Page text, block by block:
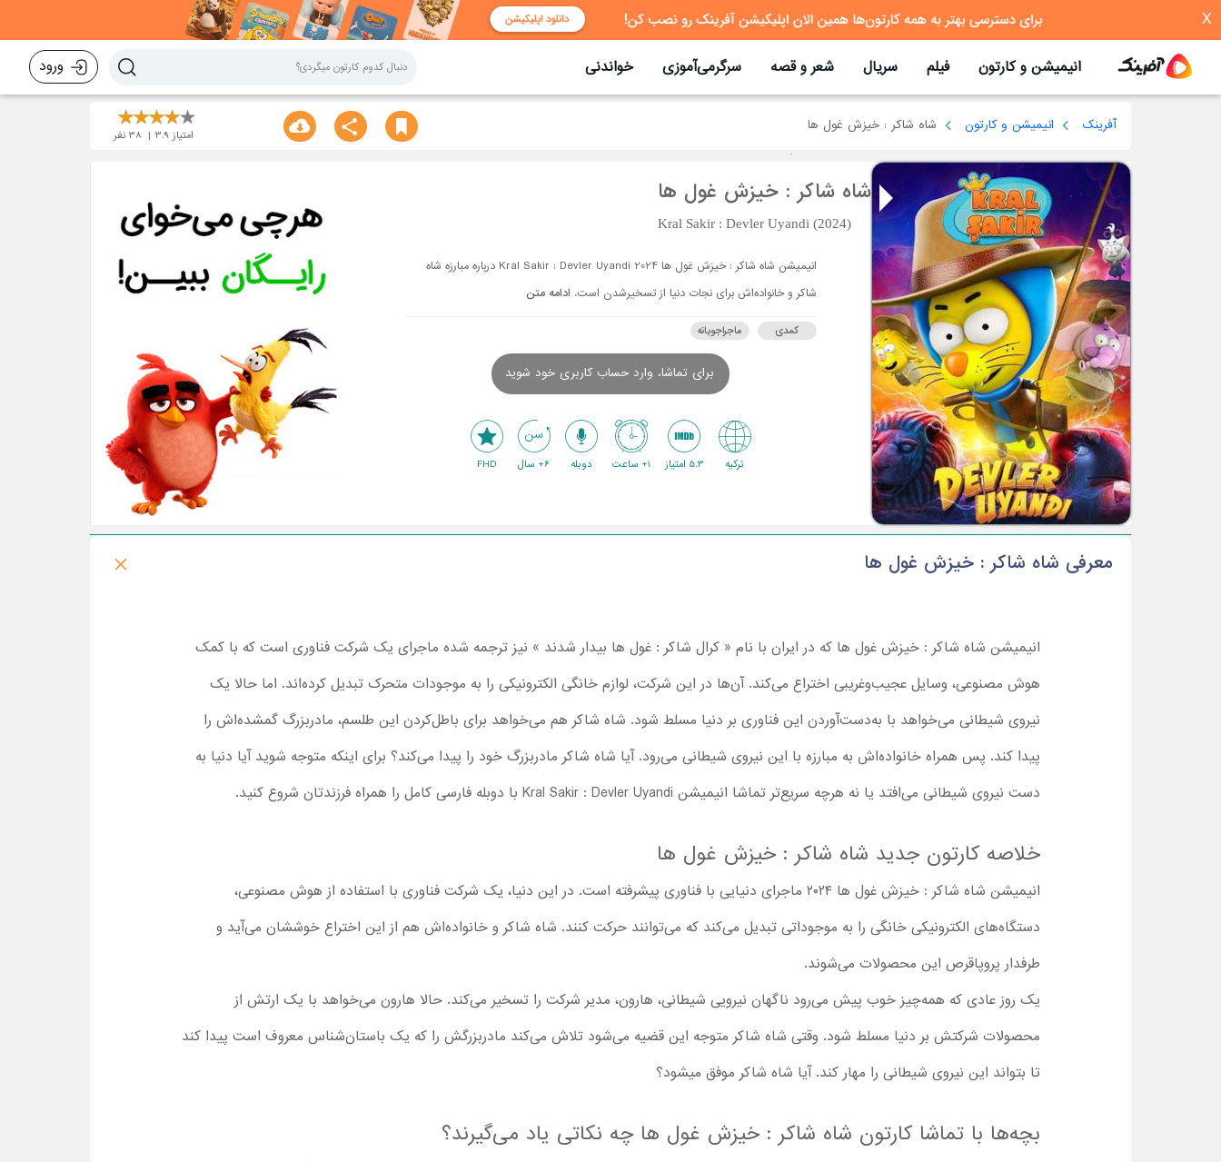
X
انیمیشن و کارتون فیلم سریال شعر و قصه سرگرمی‌آموزی خواندنی ورود
آفرینک انیمیشن و کارتون شاه شاکر : خیزش غول ها
امتیاز 3.9
38نفر
شاه شاکر : خیزش غول ها
Kral Sakir : Devler Uyandi (2024)
انیمیشن شاه شاکر : خیزش غول ها Kral Sakir : Devler Uyandi 2024 درباره مبارزه شاه
شاکر و خانواده‌اش برای نجات دنیا از تسخیر‌شدن است. ادامه متن
کمدی ماجراجویانه
برای تماشا، وارد حساب کاربری خود شوید
ترکیه 5.3 امتیاز 1+ ساعت دوبله 6+ سال FHD
معرفی شاه شاکر : خیزش غول ها
انیمیشن شاه شاکر : خیزش غول ها که در ایران با نام « کرال شاکر : غول ها بیدار شدند » نیز ترجمه شده ماجرای یک شرکت فناوری است که با کمک
هوش مصنوعی، وسایل عجیب‌وغریبی اختراع می‌کند. آن‌ها در این شرکت، لوازم خانگی الکترونیکی را به موجودات متحرک تبدیل کرده‌اند. اما حالا یک
نیروی شیطانی می‌خواهد با به‌دست‌آوردن این فناوری بر دنیا مسلط شود. شاه شاکر هم می‌خواهد برای باطل‌کردن این طلسم، مادربزرگ گمشده‌اش را
پیدا کند. پس همراه خانواده‌اش به مبارزه با این نیروی شیطانی می‌رود. آیا شاه شاکر مادربزرگ خود را پیدا می‌کند؟ برای اینکه متوجه شوید آیا دنیا به
دست نیروی شیطانی می‌افتد یا نه هرچه سریع‌تر تماشا انیمیشن Kral Sakir : Devler Uyandi با دوبله فارسی کامل را همراه فرزندتان شروع کنید.
خلاصه کارتون جدید شاه شاکر : خیزش غول ها
انیمیشن شاه شاکر : خیزش غول ها ۲۰۲۴ ماجرای دنیایی با فناوری پیشرفته است. در این دنیا، یک شرکت فناوری با استفاده از هوش مصنوعی،
دستگاه‌های الکترونیکی خانگی را به موجوداتی تبدیل می‌کند که می‌توانند حرکت کنند. شاه شاکر و خانواده‌اش هم از این اختراع خوششان می‌‌آید و
طرفدار پروپاقرص این محصولات می‌شوند.
یک روز عادی که همه‌چیز خوب پیش می‌رود ناگهان نیرویی شیطانی، هارون، مدیر شرکت را تسخیر می‌کند. حالا هارون می‌خواهد با یک ارتش از
محصولات شرکتش بر دنیا مسلط شود. وقتی شاه شاکر متوجه این قضیه می‌شود تلاش می‌کند مادربزرگش را که یک باستان‌شناس معروف است پیدا کند
تا بتواند این نیروی شیطانی را مهار کند. آیا شاه شاکر موفق می‍شود؟
بچه‌ها با تماشا کارتون شاه شاکر : خیزش غول ها چه نکاتی یاد می‌گیرند؟